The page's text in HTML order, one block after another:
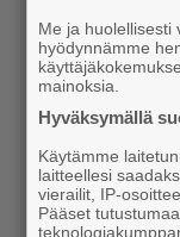
Me ja
hyödynnämme
mainoksia.
Hyväksymällä
Käytämme
laitteellesi
vierailit, IP-
Pääset